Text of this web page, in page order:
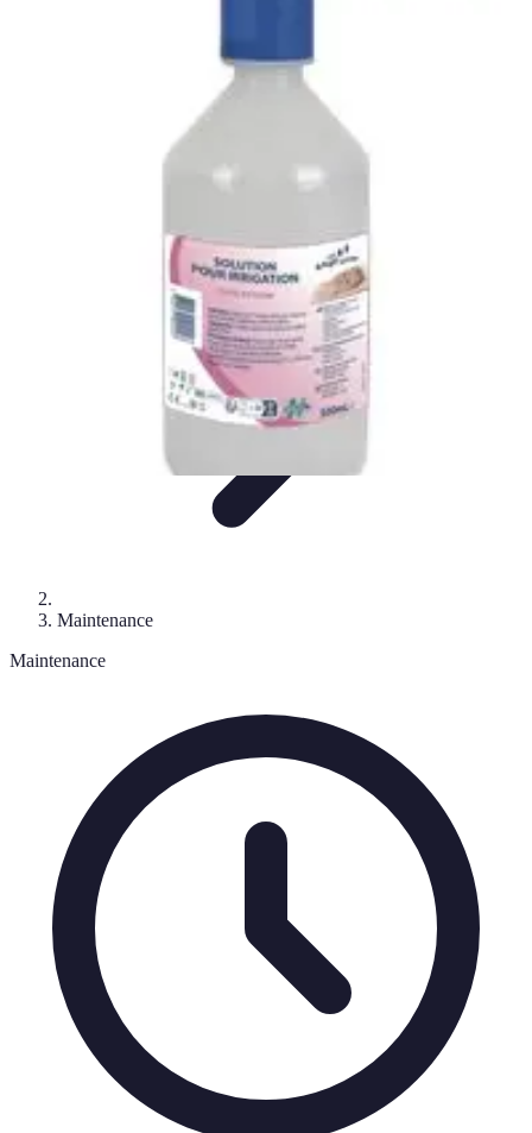
Entretien et Maintenance
Système Irrigation
Maintenance
Maintenance